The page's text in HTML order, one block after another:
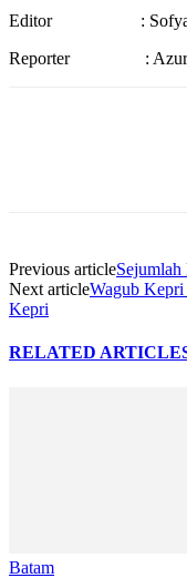
Editor : Sofyan
Reporter : Azura
Previous article
Next articleWagub Kepri
Kepri
RELATED
Batam